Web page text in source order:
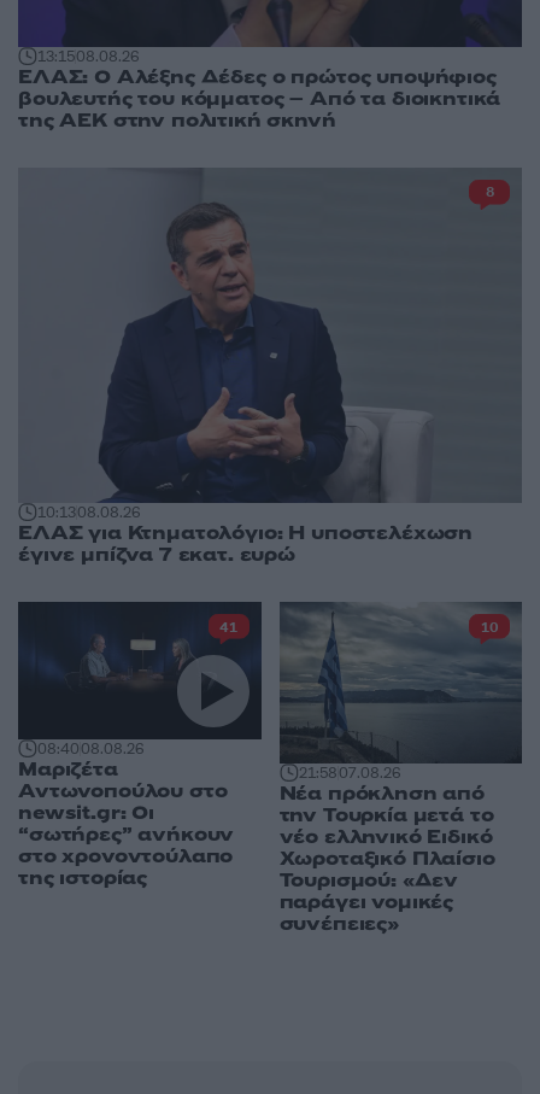
13:1508.08.26
ΕΛΑΣ: Ο Αλέξης Δέδες ο πρώτος υποψήφιος
βουλευτής του κόμματος – Από τα διοικητικά
της ΑΕΚ στην πολιτική σκηνή
10:1308.08.26
ΕΛΑΣ για Κτηματολόγιο: Η υποστελέχωση
έγινε μπίζνα 7 εκατ. ευρώ
8
08:4008.08.26
Μαριζέτα
Αντωνοπούλου στο
newsit.gr: Οι
“σωτήρες” ανήκουν
στο χρονοντούλαπο
της ιστορίας
41
21:5807.08.26
Νέα πρόκληση από
την Τουρκία μετά το
νέο ελληνικό Ειδικό
Χωροταξικό Πλαίσιο
Τουρισμού: «Δεν
παράγει νομικές
συνέπειες»
10